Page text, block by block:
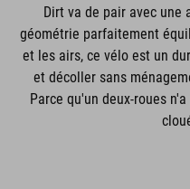
Dirt va de pair avec une
géométrie parfaitement
et les airs, ce vélo est un
et décoller sans
Parce qu'un deux-roues